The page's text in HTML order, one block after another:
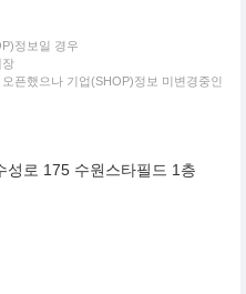
정보일 경우
장
픈했으나 기업(SHOP)정보 미변경중인
성로 175 수원스타필드 1층